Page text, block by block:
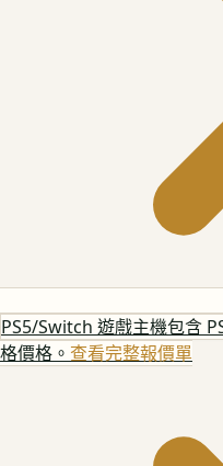
PS5/Switch 遊戲主機包含
格價格。 查看完整報價單